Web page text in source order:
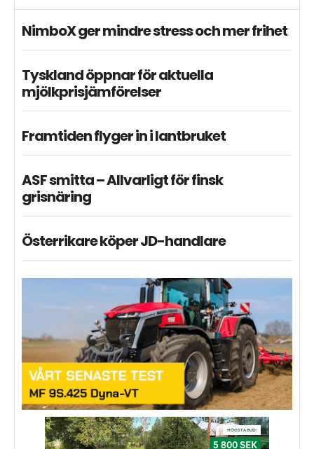
NimboX ger mindre stress och mer frihet
Tyskland öppnar för aktuella
mjölkprisjämförelser
Framtiden flyger in i lantbruket
ASF smitta – Allvarligt för finsk
grisnäring
Österrikare köper JD-handlare